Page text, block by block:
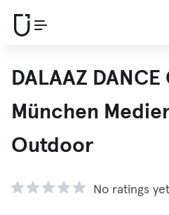
DALAAZ
München
Outdoor
No ratings yet